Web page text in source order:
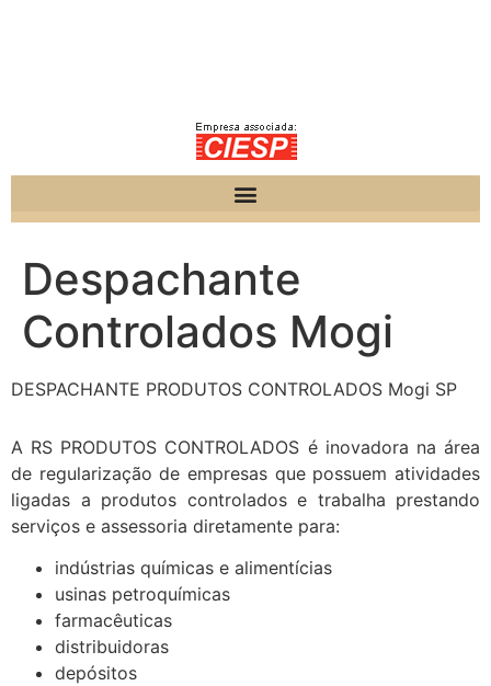
Despachante
Controlados Mogi
DESPACHANTE PRODUTOS CONTROLADOS Mogi SP
A RS PRODUTOS CONTROLADOS é inovadora na área
de regularização de empresas que possuem atividades
ligadas a produtos controlados e trabalha prestando
serviços e assessoria diretamente para:
indústrias químicas e alimentícias
usinas petroquímicas
farmacêuticas
distribuidoras
depósitos